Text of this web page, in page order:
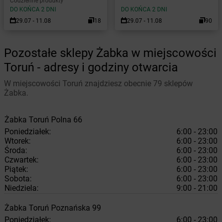
DO KOŃCA 2 DNI
29.07 - 11.08
18
DO KOŃCA 2 DNI
29.07 - 11.08
90
Pozostałe sklepy Żabka w miejscowości
Toruń - adresy i godziny otwarcia
W miejscowości Toruń znajdziesz obecnie 79 sklepów
Żabka.
Żabka Toruń Polna 66
Poniedziałek:
6:00 - 23:00
Wtorek:
6:00 - 23:00
Środa:
6:00 - 23:00
Czwartek:
6:00 - 23:00
Piątek:
6:00 - 23:00
Sobota:
6:00 - 23:00
Niedziela:
9:00 - 21:00
Żabka Toruń Poznańska 99
Poniedziałek:
6:00 - 23:00